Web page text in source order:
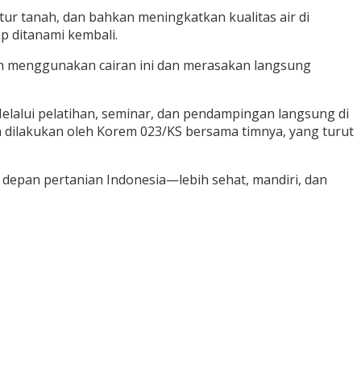
tanah, dan bahkan meningkatkan kualitas air di
ditanami kembali.
cairan ini dan merasakan langsung
pelatihan, seminar, dan pendampingan langsung di
oleh Korem 023/KS bersama timnya, yang turut
pertanian Indonesia—lebih sehat, mandiri, dan